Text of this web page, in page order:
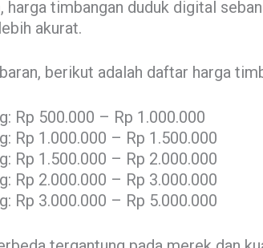
harga timbangan duduk digital
akurat.
berikut adalah daftar harga
Rp 500.000 – Rp 1.000.000
Rp 1.000.000 – Rp 1.500.000
Rp 1.500.000 – Rp 2.000.000
Rp 2.000.000 – Rp 3.000.000
Rp 3.000.000 – Rp 5.000.000